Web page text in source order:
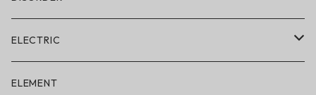
ELECTRIC
ELECTRIC × ON THE ROAM
ELEMENT